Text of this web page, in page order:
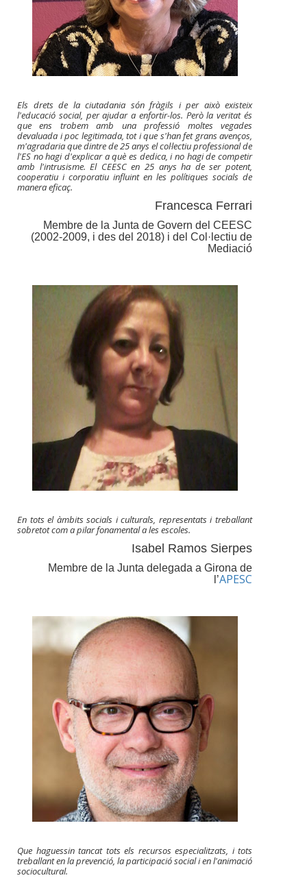
Els drets de la ciutadania són fràgils i per això existeix
l'educació social, per ajudar a enfortir-los. Però la veritat és
que ens trobem amb una professió moltes vegades
devaluada i poc legitimada, tot i que s'han fet grans avenços,
m'agradaria que dintre de 25 anys el col·lectiu professional de
l'ES no hagi d'explicar a què es dedica, i no hagi de competir
amb l'intrusisme. El CEESC en 25 anys ha de ser potent,
cooperatiu i corporatiu influint en les polítiques socials de
manera eficaç.
Francesca Ferrari
Membre de la Junta de Govern del CEESC
(2002-2009, i des del 2018) i del Col·lectiu de
Mediació
En tots el àmbits socials i culturals, representats i treballant
sobretot com a pilar fonamental a les escoles.
Isabel Ramos Sierpes
Membre de la Junta delegada a Girona de
l’APESC
Que haguessin tancat tots els recursos especialitzats, i tots
treballant en la prevenció, la participació social i en l'animació
sociocultural.